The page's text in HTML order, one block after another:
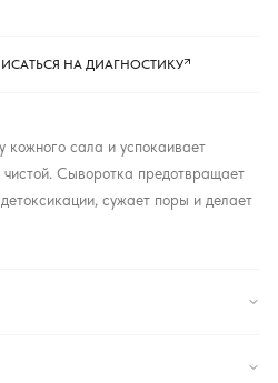
НА ДИАГНОСТИКУ
кожного сала и успокаивает
Сыворотка предотвращает
сужает поры и делает